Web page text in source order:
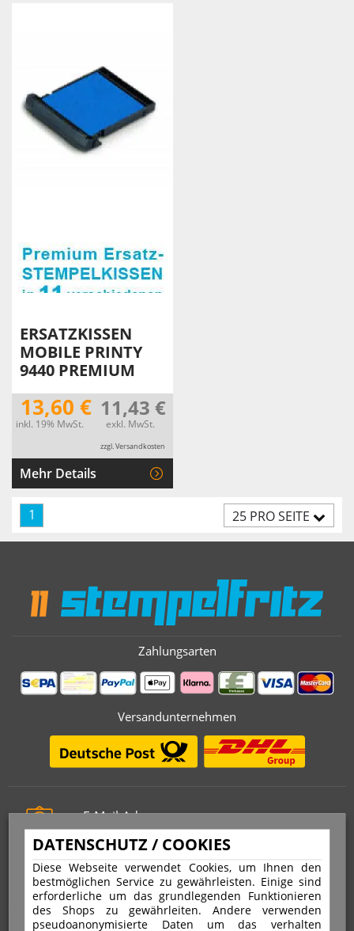
DATENSCHUTZ / COOKIES
Diese Webseite verwendet Cookies, um Ihnen den
bestmöglichen Service zu gewährleisten. Einige sind
erforderliche um das grundlegenden Funktionieren
des Shops zu gewährleiten. Andere verwenden
pseudoanonymisierte Daten um das verhalten
ERSATZKISSEN
MOBILE PRINTY
9440 PREMIUM
13,60 €
inkl. 19% MwSt.
11,43 €
exkl. MwSt.
zzgl. Versandkosten
Mehr Details
25 PRO SEITE
1
Zahlungsarten
Versandunternehmen
E-Mail-Adresse
info@stempelfritz.de
Telefon
0221 677 812 08